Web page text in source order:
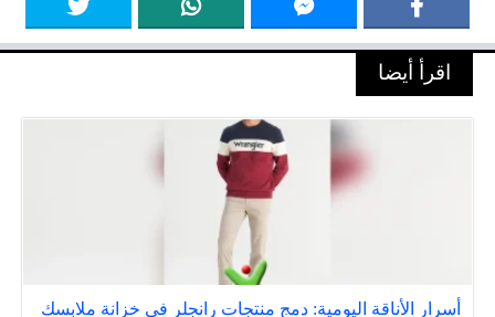
اقرأ أيضا
أسرار الأناقة اليومية: دمج منتجات رانجلر في خزانة ملابسك